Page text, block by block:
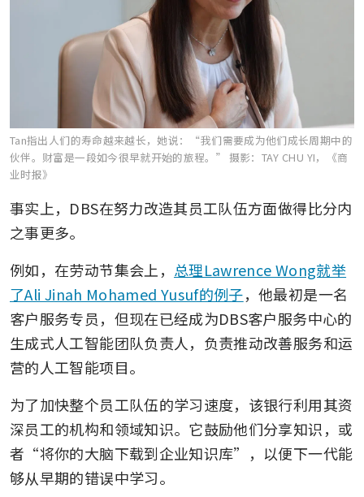
Tan指出人们的寿命越来越长，她说：“我们需要成为他们成长周期中的
伙伴。财富是一段如今很早就开始的旅程。” 摄影：TAY CHU YI，《商
业时报》
事实上，DBS在努力改造其员工队伍方面做得比分内
之事更多。
例如，在劳动节集会上， 总理Lawrence Wong就举
了Ali Jinah Mohamed Yusuf的例子，他最初是一名
客户服务专员，但现在已经成为DBS客户服务中心的
生成式人工智能团队负责人，负责推动改善服务和运
营的人工智能项目。
为了加快整个员工队伍的学习速度，该银行利用其资
深员工的机构和领域知识。它鼓励他们分享知识，或
者“将你的大脑下载到企业知识库”，以便下一代能
够从早期的错误中学习。